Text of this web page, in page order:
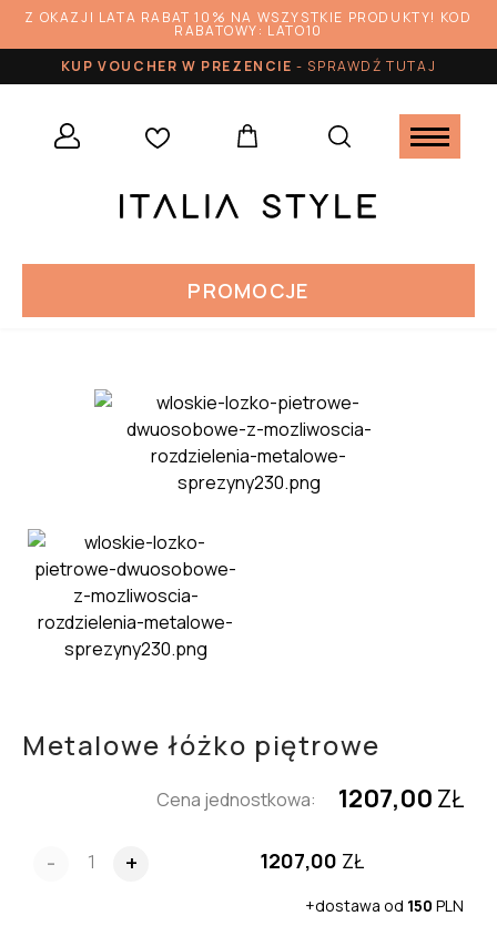
Z OKAZJI LATA RABAT 10% NA WSZYSTKIE PRODUKTY! KOD
RABATOWY: LATO10
KUP VOUCHER W PREZENCIE-SPRAWDŹ TUTAJ
PROMOCJE
Metalowe łóżko piętrowe
Cena jednostkowa: 1207,00 ZŁ
- + 1207,00 ZŁ
+dostawa od 150 PLN